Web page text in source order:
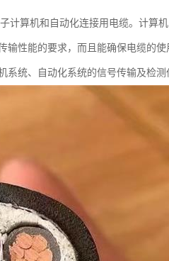
计算机和自动化连接用电缆。计算
性能的要求，而且能确保电缆的使
统、自动化系统的信号传输及检测